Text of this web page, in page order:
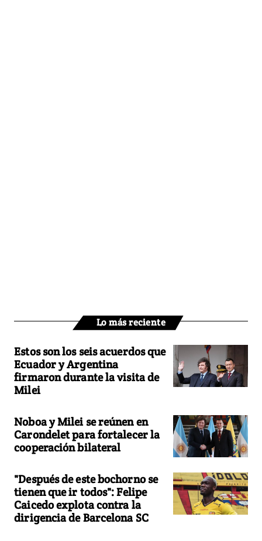
Lo más reciente
Estos son los seis acuerdos que
Ecuador y Argentina
firmaron durante la visita de
Milei
Noboa y Milei se reúnen en
Carondelet para fortalecer la
cooperación bilateral
"Después de este bochorno se
tienen que ir todos": Felipe
Caicedo explota contra la
dirigencia de Barcelona SC